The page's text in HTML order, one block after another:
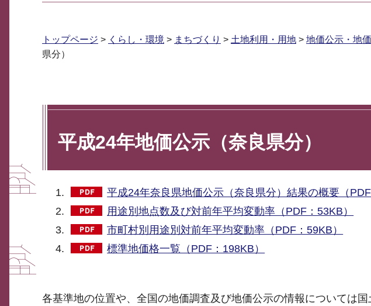
トップページ > くらし・環境 > まちづくり > 土地利用・用地 > 地価公示・地
県分）
平成24年地価公示（奈良県分）
平成24年奈良県地価公示（奈良県分）結果の概要（PDF
用途別地点数及び対前年平均変動率（PDF：53KB）
市町村別用途別対前年平均変動率（PDF：59KB）
標準地価格一覧（PDF：198KB）
各基準地の位置や、全国の地価調査及び地価公示の情報については